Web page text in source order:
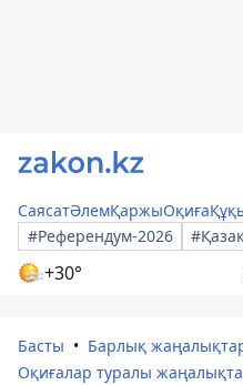
СаясатӘлемҚаржыОқиға
#Референдум-2026
+30°
Басты
Барлық
Оқиғалар туралы